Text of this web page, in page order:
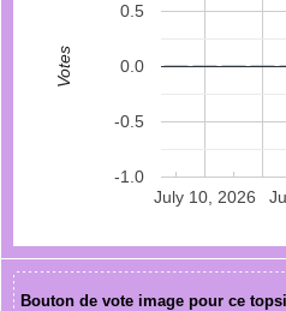
July 10, 2026
-1.0
-0.5
0.0
0.5
Votes
Bouton de vote image pour ce